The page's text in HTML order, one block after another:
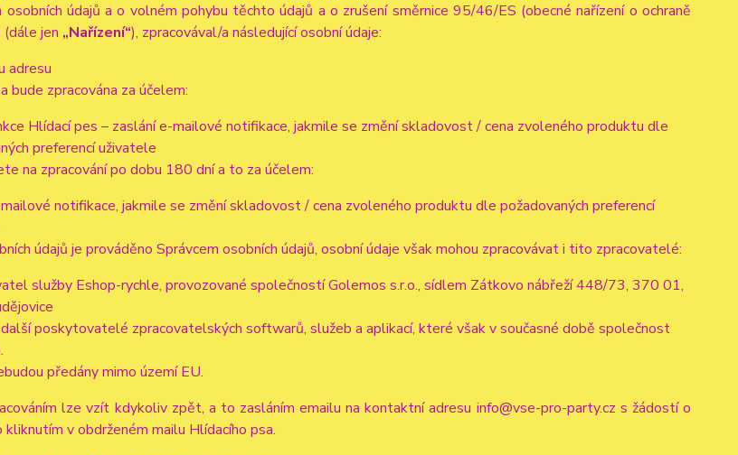
osobních údajů a o volném pohybu těchto údajů a o zrušení směrnice 95/46/ES (obecné nařízení o ochraně
(dále jen „Nařízení“), zpracovával/a následující osobní údaje:
adresu
bude zpracována za účelem:
Hlídací pes – zaslání e-mailové notifikace, jakmile se změní skladovost / cena zvoleného produktu dle
preferencí uživatele
na zpracování po dobu 180 dní a to za účelem:
notifikace, jakmile se změní skladovost / cena zvoleného produktu dle požadovaných preferencí
údajů je prováděno Správcem osobních údajů, osobní údaje však mohou zpracovávat i tito zpracovatelé:
služby Eshop-rychle, provozované společností Golemos s.r.o., sídlem Zátkovo nábřeží 448/73, 370 01,
poskytovatelé zpracovatelských softwarů, služeb a aplikací, které však v současné době společnost
předány mimo území EU.
lze vzít kdykoliv zpět, a to zasláním emailu na kontaktní adresu info@vse-pro-party.cz s žádostí o
kliknutím v obdrženém mailu Hlídacího psa.